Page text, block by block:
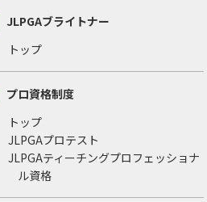
JLPGAブライトナー
トップ
プロ資格制度
トップ
JLPGAプロテスト
JLPGAティーチングプロフェッショナ
ル資格